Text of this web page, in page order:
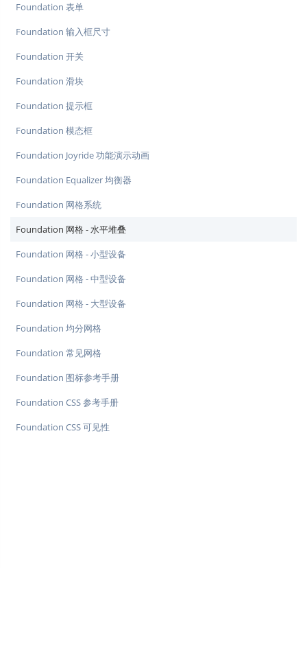
Foundation 表单
Foundation 输入框尺寸
Foundation 开关
Foundation 滑块
Foundation 提示框
Foundation 模态框
Foundation Joyride 功能演示动画
Foundation Equalizer 均衡器
Foundation 网格系统
Foundation 网格 - 水平堆叠
Foundation 网格 - 小型设备
Foundation 网格 - 中型设备
Foundation 网格 - 大型设备
Foundation 均分网格
Foundation 常见网格
Foundation 图标参考手册
Foundation CSS 参考手册
Foundation CSS 可见性